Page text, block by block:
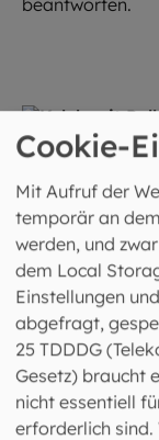
beantworten.
Cookie-
Mit Aufruf der
temporär an
werden, und
dem Local
Einstellungen
abgefragt,
25 TDDDG
Gesetz) braucht
nicht essentiell
erforderlich